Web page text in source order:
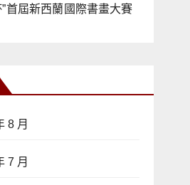
”首屆新西蘭國際書畫大賽
8 月
7 月